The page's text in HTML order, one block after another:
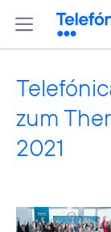
zum
2021